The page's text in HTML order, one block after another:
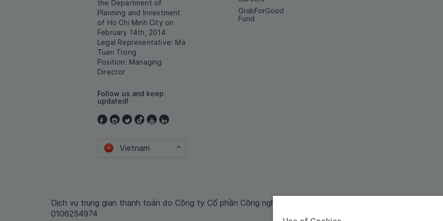
the Department of
Planning and Investment
of Ho Chi Minh City on
February 14th, 2014
Legal Representative: Ma
Tuan Trong
Position: Managing
Director
Follow us and keep
updated!
Vietnam
GrabForGood
Fund
Dịch vụ trung gian thanh toán do Công ty Cổ phần Công nghệ và Dịch Vụ Moca cung cấp. Mã số doanh
0106254974